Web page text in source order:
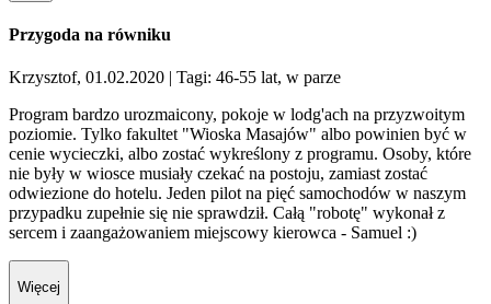
Przygoda na równiku
Krzysztof, 01.02.2020
| Tagi: 46-55 lat, w parze
Program bardzo urozmaicony, pokoje w lodg'ach na przyzwoitym
poziomie. Tylko fakultet "Wioska Masajów" albo powinien być w
cenie wycieczki, albo zostać wykreślony z programu. Osoby, które
nie były w wiosce musiały czekać na postoju, zamiast zostać
odwiezione do hotelu. Jeden pilot na pięć samochodów w naszym
przypadku zupełnie się nie sprawdził. Całą "robotę" wykonał z
sercem i zaangażowaniem miejscowy kierowca - Samuel :)
Więcej